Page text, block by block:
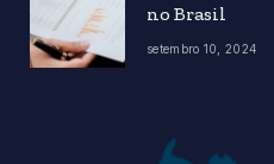
no Brasil
setembro 10, 2024